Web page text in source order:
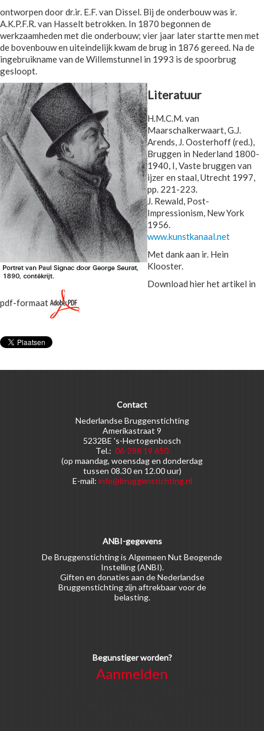
ontworpen door dr.ir. E.F. van Dissel. Bij de onderbouw was ir.
A.K.P.F.R. van Hasselt betrokken. In 1870 begonnen de
werkzaamheden met die onderbouw; vier jaar later startte men met
de bovenbouw en uiteindelijk kwam de brug in 1876 gereed. Na de
ingebruikname van de Willemstunnel in 1993 is de spoorbrug
gesloopt.
Literatuur
H.M.C.M. van
Maarschalkerwaart, G.J.
Arends, J. Oosterhoff (red.),
Bruggen in Nederland 1800-
1940, I, Vaste bruggen van
ijzer en staal, Utrecht 1997,
pp. 221-223.
J. Rewald, Post-
Impressionism, New York
1956.
www.kunstkanaal.net
Met dank aan ir. Hein
Klooster.
Download hier het artikel in
pdf-formaat
Contact
Nederlandse Bruggenstichting
Amerikastraat 9
5232BE 's-Hertogenbosch
Tel.: 06-288 19 650
(op maandag, woensdag en donderdag
tussen 08.30 en 12.00 uur)
E-mail: info@bruggenstichting.nl
ANBI-gegevens
De Bruggenstichting is Algemeen Nut Beogende
Instelling (ANBI).
Giften en donaties aan de Nederlandse
Bruggenstichting zijn aftrekbaar voor de
belasting.
Begunstiger worden?
Aanmelden